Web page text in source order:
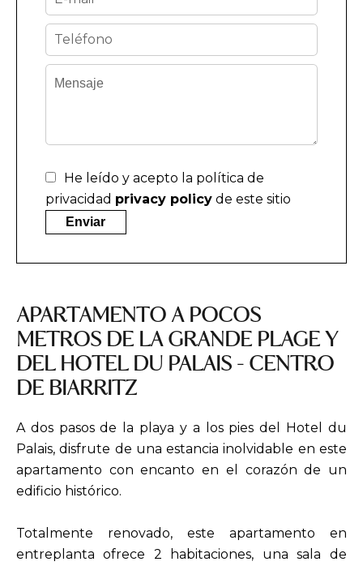
APARTAMENTO A POCOS
METROS DE LA GRANDE PLAGE Y
DEL HOTEL DU PALAIS - CENTRO
DE BIARRITZ
A dos pasos de la playa y a los pies del Hotel du
Palais, disfrute de una estancia inolvidable en este
apartamento con encanto en el corazón de un
edificio histórico.
Totalmente renovado, este apartamento en
entreplanta ofrece 2 habitaciones, una sala de
He leído y acepto la política de
privacidad privacy policy de este sitio
Enviar